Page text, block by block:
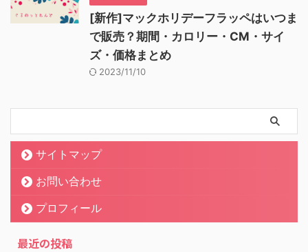
[新作]マックホリデーフラッペはいつま
で販売？期間・カロリー・CM・サイ
ズ・価格まとめ
2023/11/10
サイトマップ
お問い合わせ
プロフィール
最近の投稿